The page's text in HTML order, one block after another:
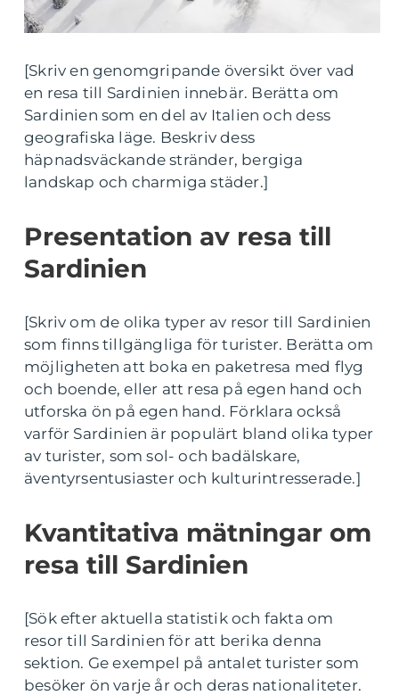
[Skriv en genomgripande översikt över vad
en resa till Sardinien innebär. Berätta om
Sardinien som en del av Italien och dess
geografiska läge. Beskriv dess
häpnadsväckande stränder, bergiga
landskap och charmiga städer.]
Presentation av resa till
Sardinien
[Skriv om de olika typer av resor till Sardinien
som finns tillgängliga för turister. Berätta om
möjligheten att boka en paketresa med flyg
och boende, eller att resa på egen hand och
utforska ön på egen hand. Förklara också
varför Sardinien är populärt bland olika typer
av turister, som sol- och badälskare,
äventyrsentusiaster och kulturintresserade.]
Kvantitativa mätningar om
resa till Sardinien
[Sök efter aktuella statistik och fakta om
resor till Sardinien för att berika denna
sektion. Ge exempel på antalet turister som
besöker ön varje år och deras nationaliteter.